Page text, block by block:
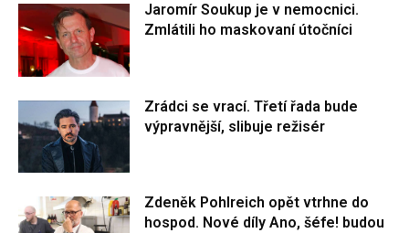
Jaromír Soukup je v nemocnici.
Zmlátili ho maskovaní útočníci
Zrádci se vrací. Třetí řada bude
výpravnější, slibuje režisér
Zdeněk Pohlreich opět vtrhne do
hospod. Nové díly Ano, šéfe! budou